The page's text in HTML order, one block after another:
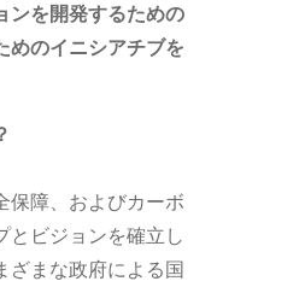
ンを開発するための
めのイニシアチブを
保障、およびカーボ
とビジョンを確立し
ざまな政府による国